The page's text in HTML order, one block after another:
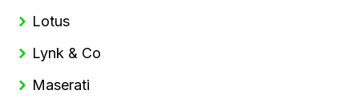
Lotus
Lynk & Co
Maserati